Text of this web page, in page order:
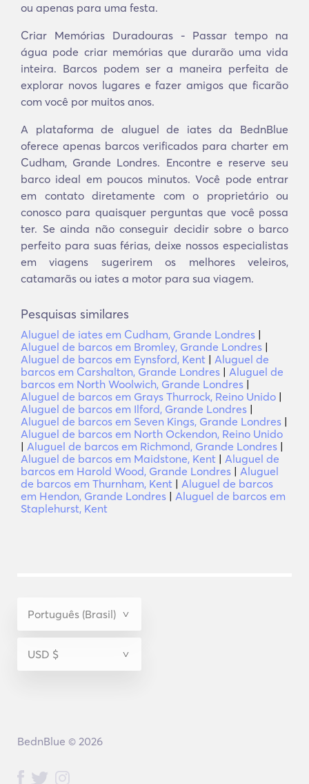
ou apenas para uma festa.
Criar Memórias Duradouras - Passar tempo na
água pode criar memórias que durarão uma vida
inteira. Barcos podem ser a maneira perfeita de
explorar novos lugares e fazer amigos que ficarão
com você por muitos anos.
A plataforma de aluguel de iates da BednBlue
oferece apenas barcos verificados para charter em
Cudham, Grande Londres. Encontre e reserve seu
barco ideal em poucos minutos. Você pode entrar
em contato diretamente com o proprietário ou
conosco para quaisquer perguntas que você possa
ter. Se ainda não conseguir decidir sobre o barco
perfeito para suas férias, deixe nossos especialistas
em viagens sugerirem os melhores veleiros,
catamarãs ou iates a motor para sua viagem.
Pesquisas similares
Aluguel de iates em Cudham, Grande Londres |
Aluguel de barcos em Bromley, Grande Londres |
Aluguel de barcos em Eynsford, Kent | Aluguel de
barcos em Carshalton, Grande Londres | Aluguel de
barcos em North Woolwich, Grande Londres |
Aluguel de barcos em Grays Thurrock, Reino Unido |
Aluguel de barcos em Ilford, Grande Londres |
Aluguel de barcos em Seven Kings, Grande Londres |
Aluguel de barcos em North Ockendon, Reino Unido
| Aluguel de barcos em Richmond, Grande Londres |
Aluguel de barcos em Maidstone, Kent | Aluguel de
barcos em Harold Wood, Grande Londres | Aluguel
de barcos em Thurnham, Kent | Aluguel de barcos
em Hendon, Grande Londres | Aluguel de barcos em
Staplehurst, Kent
BednBlue © 2026